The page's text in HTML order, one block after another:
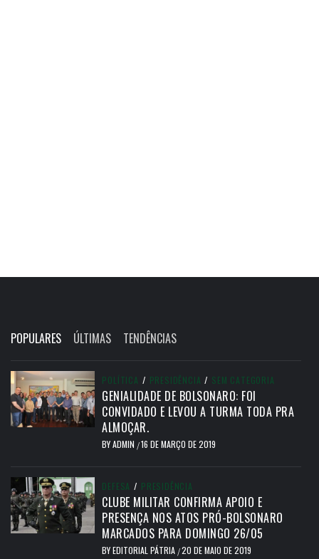
POPULARES ÚLTIMAS TENDÊNCIAS
POLÍTICA / PRESIDÊNCIA / SEM CATEGORIA
GENIALIDADE DE BOLSONARO: FOI
CONVIDADO E LEVOU A TURMA TODA PRA
ALMOÇAR.
BYADMIN /16 DE MARÇO DE 2019
DEFESA / PRESIDÊNCIA
CLUBE MILITAR CONFIRMA APOIO E
PRESENÇA NOS ATOS PRÓ-BOLSONARO
MARCADOS PARA DOMINGO 26/05
BYEDITORIAL PÁTRIA /20 DE MAIO DE 2019